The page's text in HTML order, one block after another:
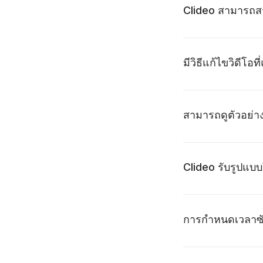
Clideo สามารถ
มีวิธีแก้ไขวิดีโอ
สามารถดูตัวอย่า
Clideo รับรูปแบ
การกำหนดเวลา